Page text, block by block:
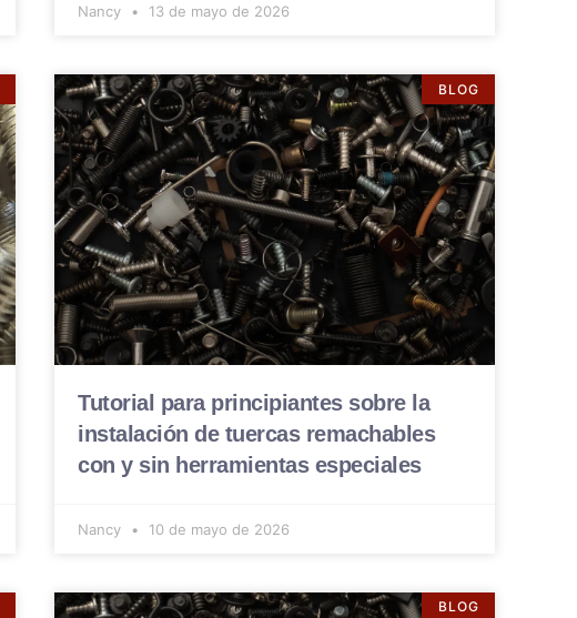
Nancy 13 de mayo de 2026
BLOG
Tutorial para principiantes sobre la
instalación de tuercas remachables
con y sin herramientas especiales
Nancy 10 de mayo de 2026
BLOG